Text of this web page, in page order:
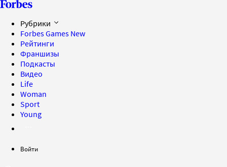
Рубрики
Forbes Games New
Рейтинги
Франшизы
Подкасты
Видео
Life
Woman
Sport
Young
Войти